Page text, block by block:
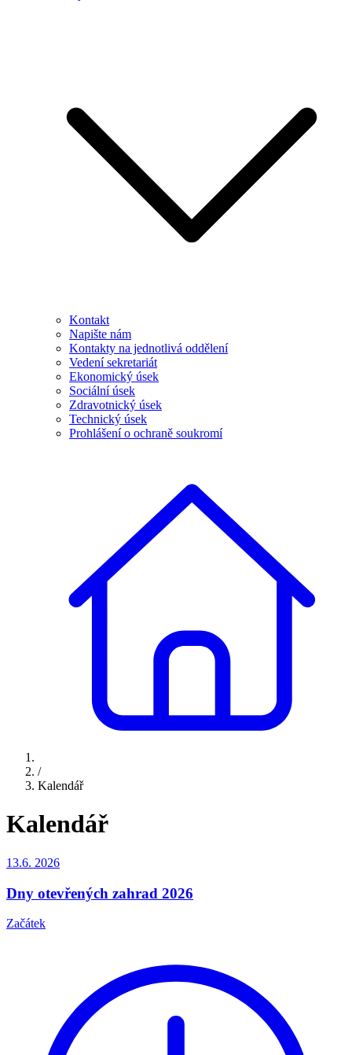
Kontakt
Napište nám
Kontakty na jednotlivá oddělení
Vedení sekretariát
Ekonomický úsek
Sociální úsek
Zdravotnický úsek
Technický úsek
Prohlášení o ochraně soukromí
/
Kalendář
Kalendář
13.6. 2026
Dny otevřených zahrad 2026
Začátek